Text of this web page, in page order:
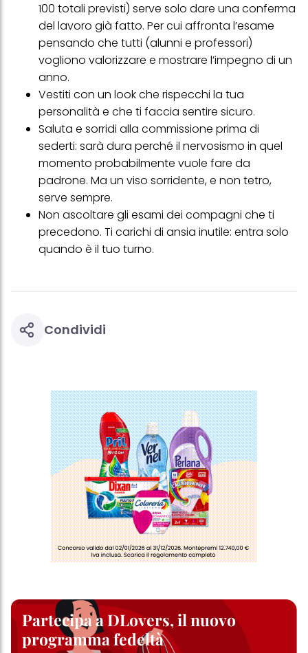
100 totali previsti) serve solo dare una conferma
del lavoro già fatto. Per cui affronta l’esame
pensando che tutti (alunni e professori)
vogliono valorizzare e mostrare l’impegno di un
anno.
Vestiti con un look che rispecchi la tua
personalità e che ti faccia sentire sicuro.
Saluta e sorridi alla commissione prima di
sederti: sarà dura perché il nervosismo in quel
momento probabilmente vuole fare da
padrone. Ma un viso sorridente, e non tetro,
serve sempre.
Non ascoltare gli esami dei compagni che ti
precedono. Ti carichi di ansia inutile: entra solo
quando è il tuo turno.
Condividi
Partecipa a DLovers, il nuovo
programma fedeltà
profili per scopi di marketing personalizzato, in particolare per
visualizzare annunci pubblicitari che potrebbero interessarti
(basati, ad esempio, sui tuoi interessi identificati) su questo sito
web e altri media (di terzi) tramite i dispositivi assegnati a te o
alla tua famiglia, nonché per misurare e ottimizzare il successo
delle campagne pubblicitarie.
Puoi trovare maggiori informazioni sul trattamento dei tuoi dati
nella nostra Informativa sulla protezione dei dati collegata nel piè
di pagina (Sezione "Cookie, Pixel, Impronte digitali e tecnologie
simili"). Puoi revocare il tuo consenso in qualsiasi momento con
effetto per il futuro disabilitando i cookie sul nostro sito web nella
sezione "Impostazioni cookie" collegata nel piè di pagina. Per
ulteriori informazioni sui cookie utilizzati su questo sito Web, in
particolare sul loro periodo di conservazione, consultare le
informazioni dettagliate su ciascun cookie disponibili facendo
clic su "modifica" di seguito".
Se fai clic su "Modifica" potrai trovare maggiori informazioni sul
trattamento dei tuoi dati / sull'uso dei cookie e consentirli per uno o
più degli scopi sopra menzionati. Cliccando su "Accetta tutto",
acconsenti all'uso dei cookie e al trattamento dei tuoi dati